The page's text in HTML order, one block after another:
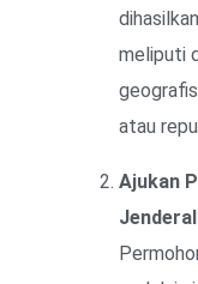
meliputi
atau
Ajukan